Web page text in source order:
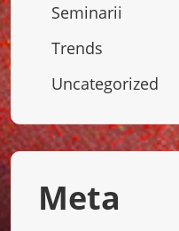
Seminarii
Trends
Uncategorized
Meta